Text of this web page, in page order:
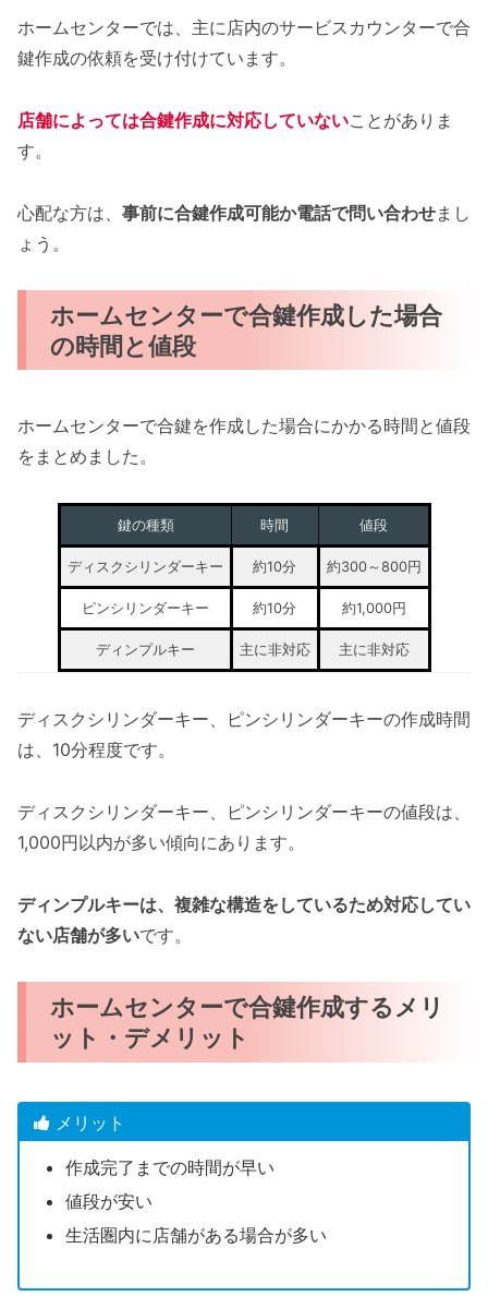
ホームセンターでは、主に店内のサービスカウンターで合
鍵作成の依頼を受け付けています。
店舗によっては合鍵作成に対応していないことがありま
す。
心配な方は、 事前に合鍵作成可能か電話で問い合わせまし
ょう。
ホームセンターで合鍵作成した場合
の時間と値段
ホームセンターで合鍵を作成した場合にかかる時間と値段
をまとめました。
鍵の種類 時間 値段
ディスクシリンダーキー 約10分 約300～800円
ピンシリンダーキー 約10分 約1,000円
ディンプルキー 主に非対応 主に非対応
ディスクシリンダーキー、ピンシリンダーキーの作成時間
は、10分程度です。
ディスクシリンダーキー、ピンシリンダーキーの値段は、
1,000円以内が多い傾向にあります。
ディンプルキーは、複雑な構造をしているため対応してい
ない店舗が多いです。
ホームセンターで合鍵作成するメリ
ット・デメリット
メリット
作成完了までの時間が早い
値段が安い
生活圏内に店舗がある場合が多い